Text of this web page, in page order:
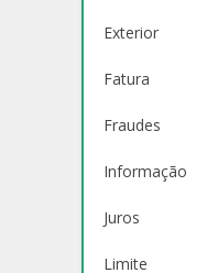
Exterior
Fatura
Fraudes
Informação
Juros
Limite